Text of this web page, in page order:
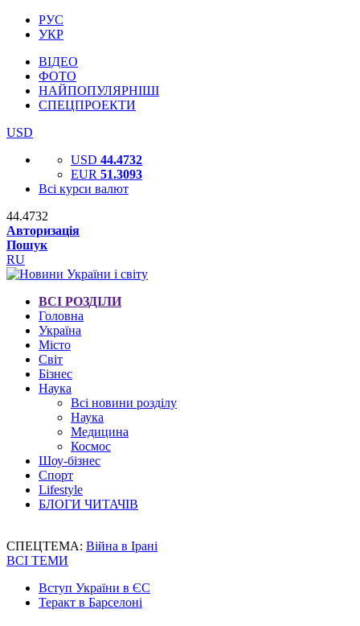
РУС
УКР
ВІДЕО
ФОТО
НАЙПОПУЛЯРНІШІ
СПЕЦПРОЕКТИ
USD
USD 44.4732
EUR 51.3093
Всі курси валют
44.4732
Авторизація
Пошук
RU
ВСІ РОЗДІЛИ
Головна
Україна
Місто
Світ
Бізнес
Наука
Всі новини розділу
Наука
Медицина
Космос
Шоу-бізнес
Спорт
Lifestyle
БЛОГИ ЧИТАЧІВ
СПЕЦТЕМА: Війна в Ірані
ВСІ ТЕМИ
Вступ України в ЄС
Теракт в Барселоні